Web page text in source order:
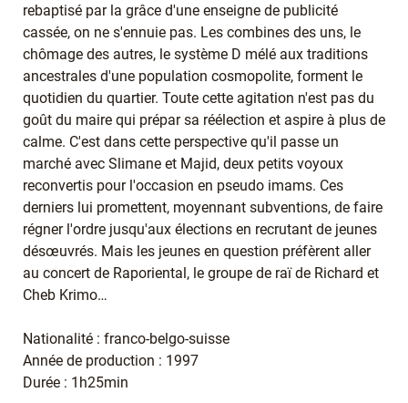
rebaptisé par la grâce d'une enseigne de publicité
cassée, on ne s'ennuie pas. Les combines des uns, le
chômage des autres, le système D mélé aux traditions
ancestrales d'une population cosmopolite, forment le
quotidien du quartier. Toute cette agitation n'est pas du
goût du maire qui prépar sa réélection et aspire à plus de
calme. C'est dans cette perspective qu'il passe un
marché avec Slimane et Majid, deux petits voyoux
reconvertis pour l'occasion en pseudo imams. Ces
derniers lui promettent, moyennant subventions, de faire
régner l'ordre jusqu'aux élections en recrutant de jeunes
désœuvrés. Mais les jeunes en question préfèrent aller
au concert de Raporiental, le groupe de raï de Richard et
Cheb Krimo…
Nationalité : franco-belgo-suisse
Année de production : 1997
Durée : 1h25min